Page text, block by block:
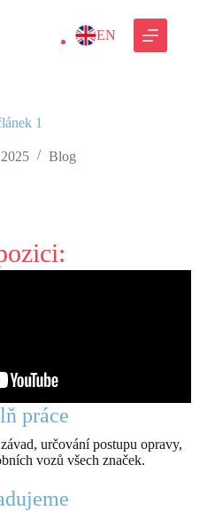
EN
1
Blog
práce
určování postupu opravy,
vozů všech značek.